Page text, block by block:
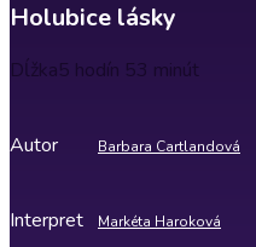
Holubice lásky
Dĺžka5 hodín 53 minút
Autor Barbara Cartlandová
Interpret Markéta Haroková